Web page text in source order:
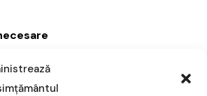
(ex: CRM, facturare, analiză
100 euro/lună